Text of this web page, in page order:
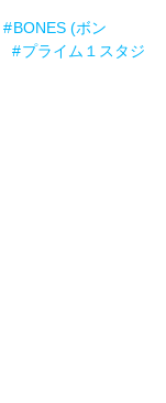
BONES (ボン
プライム１スタジ